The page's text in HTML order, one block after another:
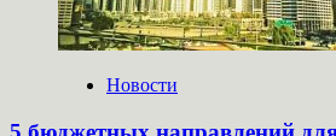
Новости